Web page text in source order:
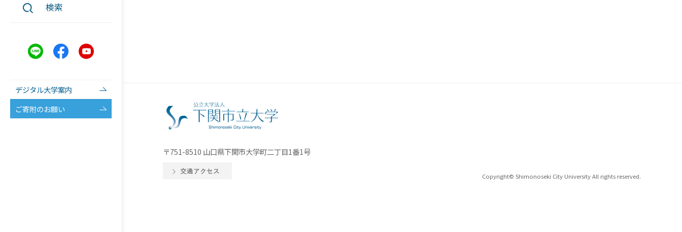
検索
デジタル大学案内
ご寄附のお願い
〒751-8510 山口県下関市大学町二丁目1番1号
交通アクセス
Copyright© Shimonoseki City University All rights reserved.